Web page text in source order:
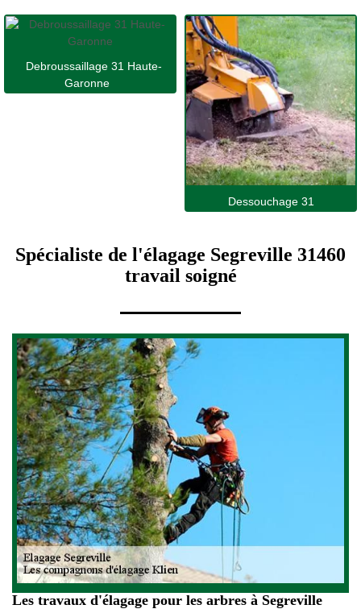
Debroussaillage 31 Haute-
Garonne
Dessouchage 31
Spécialiste de l'élagage Segreville 31460
travail soigné
Les travaux d'élagage pour les arbres à Segreville